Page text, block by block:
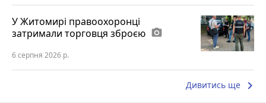
У Житомирі правоохоронці
затримали торговця зброєю photo_camera
6 серпня 2026 р.
Дивитись ще keyboard_arrow_right